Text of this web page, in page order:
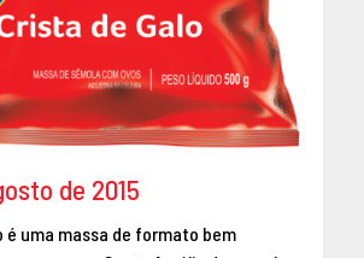
de 2015
é uma massa de formato bem